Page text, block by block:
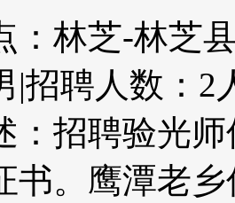
：林芝-林芝
|招聘人数：2
：招聘验光
书。鹰潭老